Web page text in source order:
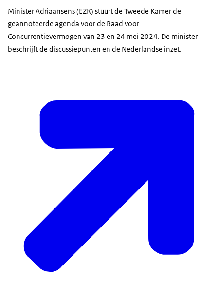
Minister Adriaansens (EZK) stuurt de Tweede Kamer de
geannoteerde agenda voor de Raad voor
Concurrentievermogen van 23 en 24 mei 2024. De minister
beschrijft de discussiepunten en de Nederlandse inzet.